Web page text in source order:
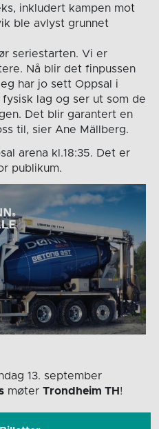
inkludert kampen mot
ble avlyst grunnet
seriestarten. Vi er
Nå blir det finpussen
har jo sett Oppsal i
lag og ser ut som de
Det blir garantert en
til, sier Ane Mällberg.
arena kl.18:35. Det er
publikum.
13. september
møter Trondheim TH !